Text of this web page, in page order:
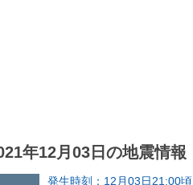
年12月03日の地震情報
発生時刻：12月03日21:00頃